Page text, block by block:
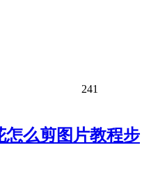
241
怎么剪图片教程步